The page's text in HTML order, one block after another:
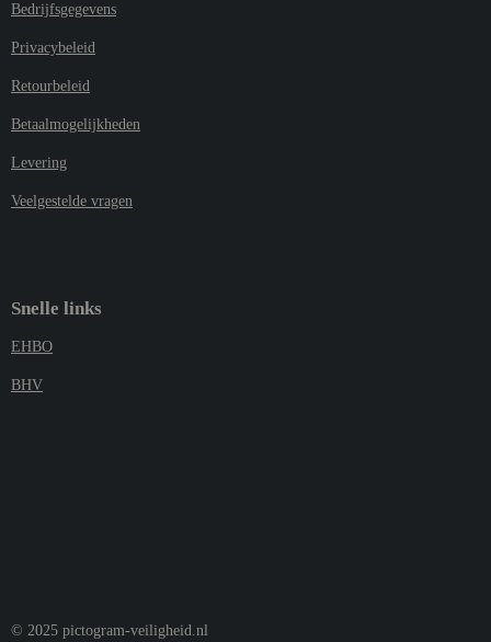
Bedrijfsgegevens
Privacybeleid
Retourbeleid
Betaalmogelijkheden
Levering
Veelgestelde vragen
Snelle links
EHBO
BHV
© 2025 pictogram-veiligheid.nl